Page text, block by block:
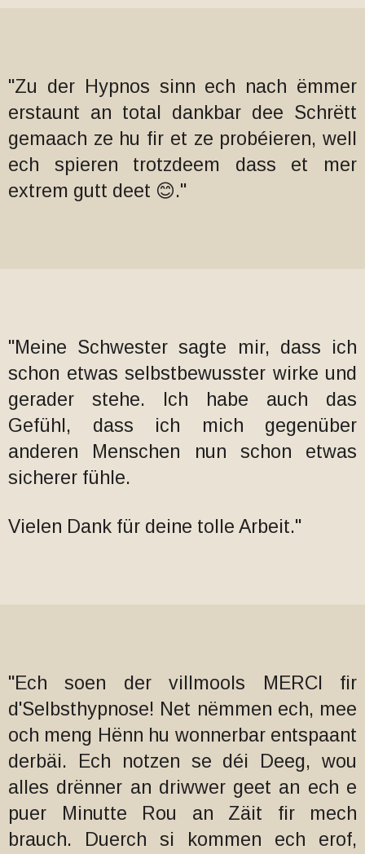
"Zu der Hypnos sinn ech nach ëmmer
erstaunt an total dankbar dee Schrëtt
gemaach ze hu fir et ze probéieren, well
ech spieren trotzdeem dass et mer
extrem gutt deet 😊."
"Meine Schwester sagte mir, dass ich
schon etwas selbstbewusster wirke und
gerader stehe. Ich habe auch das
Gefühl, dass ich mich gegenüber
anderen Menschen nun schon etwas
sicherer fühle.
Vielen Dank für deine tolle Arbeit."
"Ech soen der villmools MERCI fir
d'Selbsthypnose! Net nëmmen ech, mee
och meng Hënn hu wonnerbar entspaant
derbäi. Ech notzen se déi Deeg, wou
alles drënner an driwwer geet an ech e
puer Minutte Rou an Zäit fir mech
brauch. Duerch si kommen ech erof,